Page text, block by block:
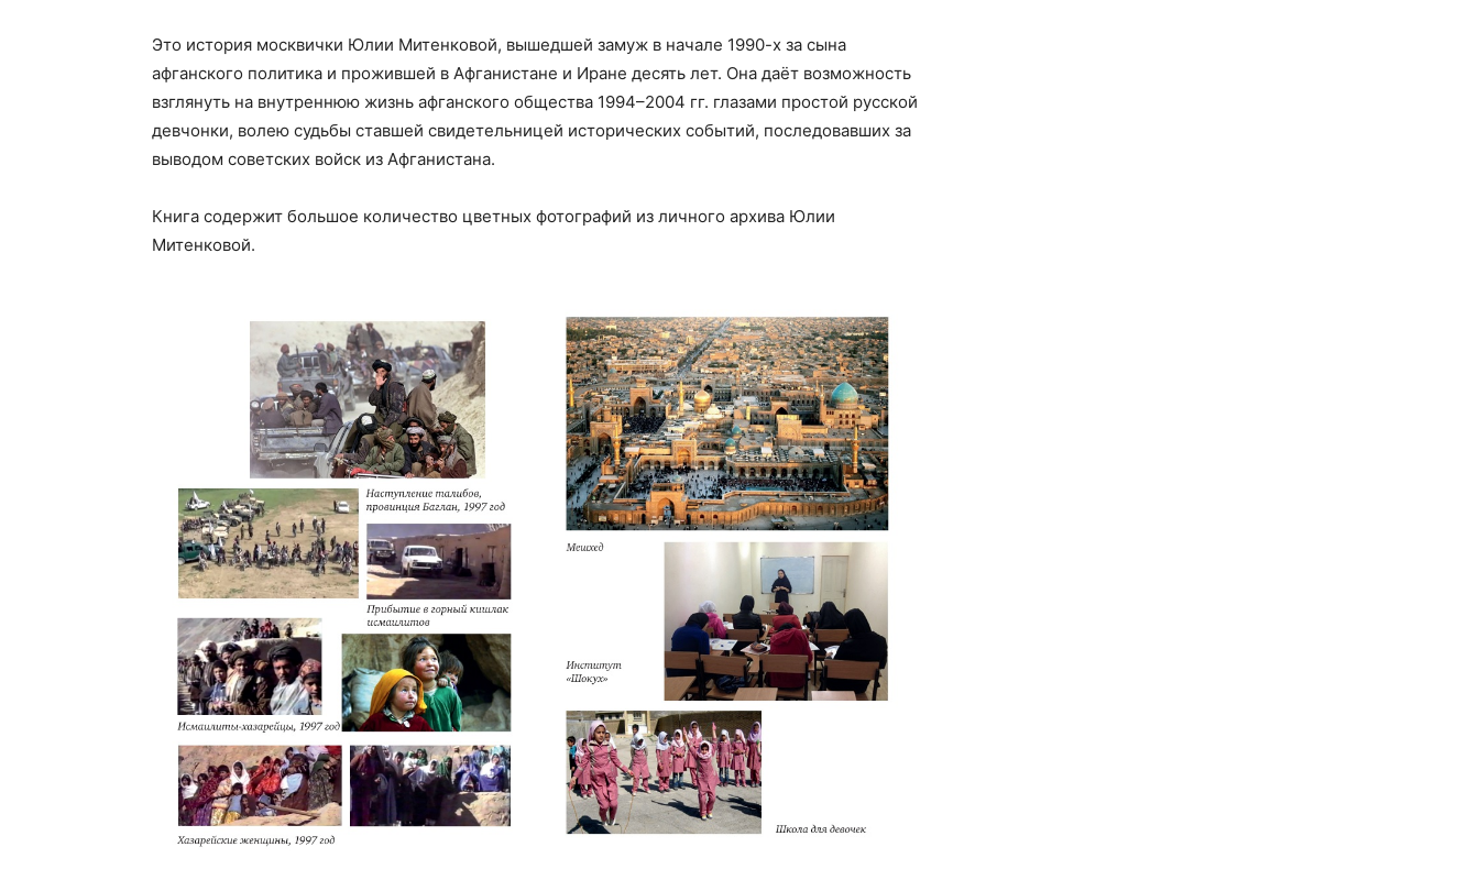
Это история москвички Юлии Митенковой, вышедшей замуж в начале 1990-х за сына
афганского политика и прожившей в Афганистане и Иране десять лет. Она даёт возможность
взглянуть на внутреннюю жизнь афганского общества 1994–2004 гг. глазами простой русской
девчонки, волею судьбы ставшей свидетельницей исторических событий, последовавших за
выводом советских войск из Афганистана.
Книга содержит большое количество цветных фотографий из личного архива Юлии
Митенковой.